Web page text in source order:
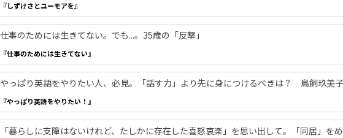
『しずけさとユーモアを』
仕事のためには生きてない。でも...。35歳の「反撃」
『仕事のためには生きてない』
やっぱり英語をやりたい人、必見。「話す力」より先に身につけるべきは？ 鳥飼玖美
『やっぱり英語をやりたい！』
「暮らしに支障はないけれど、たしかに存在した喜怒哀楽」を思い出して。「同居」をめ